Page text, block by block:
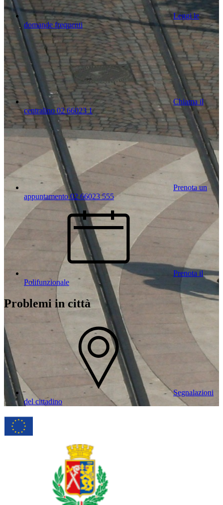
Leggi le
domande frequenti
Chiama il
centralino 02 66023 1
Prenota un
appuntamento 02 66023 555
Prenota il
Polifunzionale
Problemi in città
Segnalazioni
del cittadino